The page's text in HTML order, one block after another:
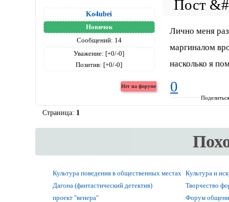
Ko4ubei
Новичок
Сообщений: 14
Уважение: [+0/-0]
Позитив: [+0/-0]
Лично меня
маргиналом
насколько я
0
Страница: 1
Культура поведения в общественных местах Культура и
Дагона (фантастический детектив)
Творчество
проект "венера"
Форум